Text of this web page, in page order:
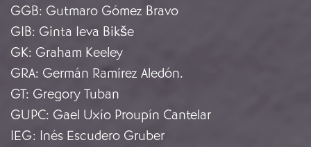
GGB: Gutmaro Gómez Bravo
GIB: Ginta Ieva Bikše
GK: Graham Keeley
GRA: Germán Ramírez Aledón.
GT: Gregory Tuban
GUPC: Gael Uxío Proupín Cantelar
IEG: Inés Escudero Gruber